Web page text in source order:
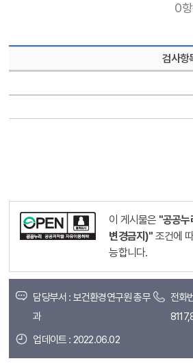
0
검사항
이 게시물은 "공공
변경금지)" 조건에
능합니다.
담당부서 : 보건환경연구원 총무
과
전화
업데이트 : 2022.06.02